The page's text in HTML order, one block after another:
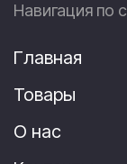
Навигация по
Главная
Товары
О нас